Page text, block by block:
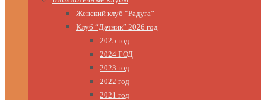
Женский клуб “Радуга”
Клуб “Дачник” 2026 год
2025 год
2024 ГОД
2023 год
2022 год
2021 год